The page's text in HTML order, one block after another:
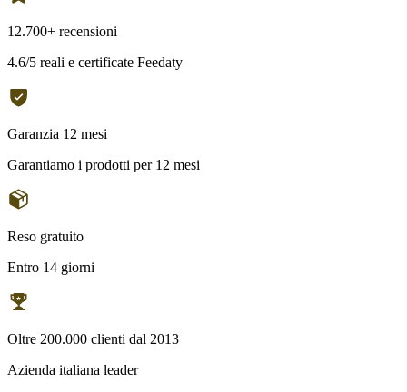
12.700+ recensioni
4.6/5 reali e certificate Feedaty
Garanzia 12 mesi
Garantiamo i prodotti per 12 mesi
Reso gratuito
Entro 14 giorni
Oltre 200.000 clienti dal 2013
Azienda italiana leader